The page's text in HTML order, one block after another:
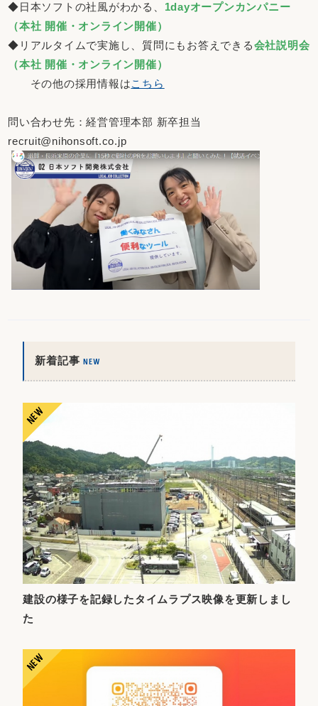
◆日本ソフトの社風がわかる、 1dayオープンカンパニー
（本社 開催・オンライン開催）
◆リアルタイムで実施し、質問にもお答えできる会社説明会
（本社 開催・オンライン開催）
その他の採用情報はこちら
問い合わせ先：経営管理本部 新卒担当
recruit@nihonsoft.co.jp
新着記事NEW
建設の様子を記録したタイムラプス映像を更新しまし
た